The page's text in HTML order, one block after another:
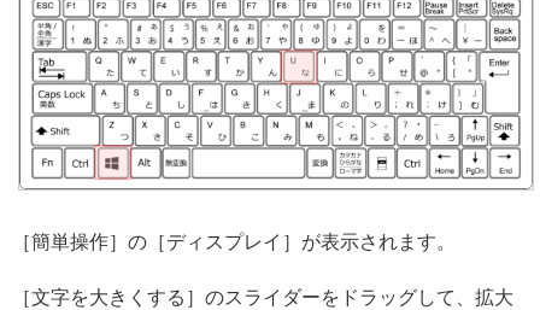
［簡単操作］の［ディスプレイ］が表示されます。
［文字を大きくする］のスライダーをドラッグして、拡大